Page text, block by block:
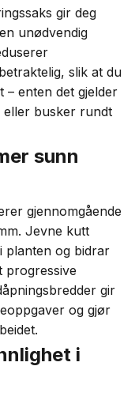
gir deg
unødvendig
slik at du
– enten det gjelder
busker rundt
sunn
gjennomgående
Jevne kutt
planten og bidrar
progressive
gir
og gjør
i